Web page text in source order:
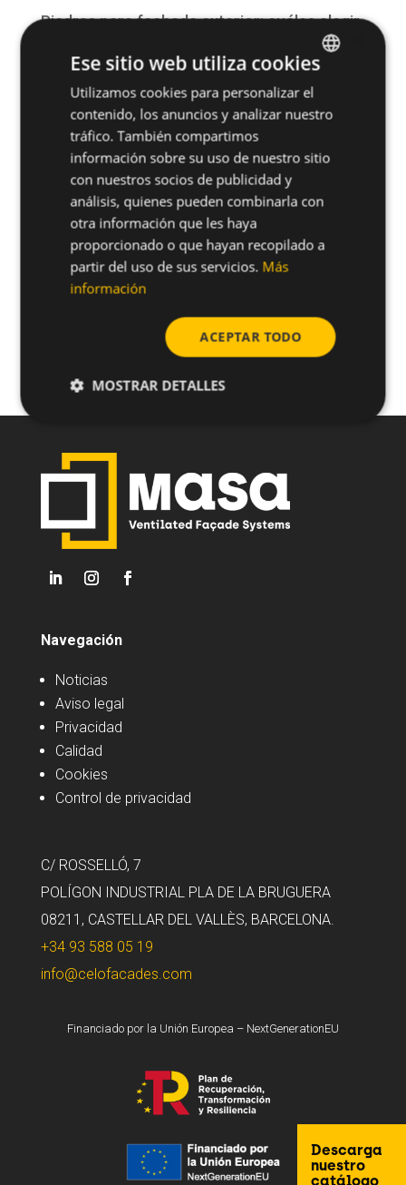
Piedras para fachada exterior: cuáles elegir
¿Qué es una fachada? Funciones, tipos y
sistemas constructivos
Fachada ventilada para hotel: la mejor
solución para rehabilitaciones y obra nueva
San Antonio, patrón de la construcción:
tradición, seguridad y futuro en la
edificación
Comentarios recientes
No hay comentarios que mostrar.
Navegación
Noticias
Aviso legal
Privacidad
Calidad
Cookies
Control de privacidad
C/ ROSSELLÓ, 7
POLÍGON INDUSTRIAL PLA DE LA BRUGUERA
08211, CASTELLAR DEL VALLÈS, BARCELONA.
+34 93 588 05 19
info@celofacades.com
Descarga
nuestro
catálogo
Financiado por la Unión Europea – NextGenerationEU
SPANISH
ENGLISH
Ese sitio web utiliza cookies
Utilizamos cookies para personalizar el
contenido, los anuncios y analizar nuestro
tráfico. También compartimos
información sobre su uso de nuestro sitio
con nuestros socios de publicidad y
análisis, quienes pueden combinarla con
otra información que les haya
proporcionado o que hayan recopilado a
partir del uso de sus servicios. Más
información
ACEPTAR TODO
MOSTRAR DETALLES